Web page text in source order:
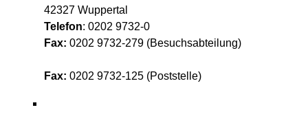
42327 Wuppertal
Telefon: 0202 9732-0
Fax: 0202 9732-279 (Besuchsabteilung)
Fax: 0202 9732-125 (Poststelle)